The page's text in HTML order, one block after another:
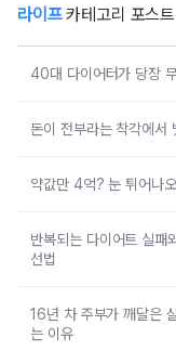
라이프카테고리 포스트
40대 다이어터가 당장
돈이 전부라는 착각에서
약값만 4억? 눈 튀어나
반복되는 다이어트 실패
선법
16년 차 주부가 깨달은
는 이유